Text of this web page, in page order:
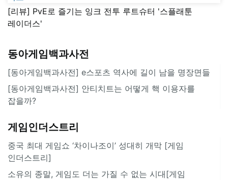
[리뷰] PvE로 즐기는 잉크 전투 루트슈터 '스플래툰
레이더스'
동아게임백과사전
[동아게임백과사전] e스포츠 역사에 길이 남을 명장면들
[동아게임백과사전] 안티치트는 어떻게 핵 이용자를
잡을까?
게임인더스트리
중국 최대 게임쇼 ‘차이나조이’ 성대히 개막 [게임
인더스트리]
소유의 종말, 게임도 더는 가질 수 없는 시대[게임